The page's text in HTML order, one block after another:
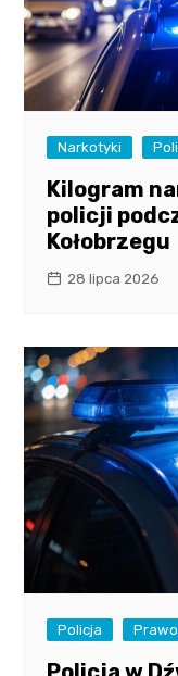
Narkotyki
Kilogram
policji
Kołobrzegu
28 lipca 2026
Policja Prawo